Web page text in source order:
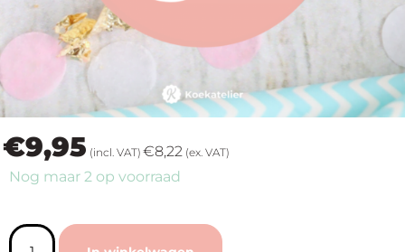
Cursussen
Outlet
€9,95 (incl. VAT) €8,22 (ex. VAT)
Nog maar 2 op voorraad